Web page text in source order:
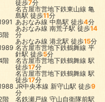
徒歩7分
名古屋市営地下鉄東山線 亀
島駅 徒歩11分
階
あおなみ線 中島駅 徒歩4分
あおなみ線 南荒子駅 徒歩14
分
あおなみ線 港北駅 徒歩15分
階
名古屋市営地下鉄鶴舞線 平
針駅 徒歩5分
名古屋市営地下鉄鶴舞線 駅
徒歩17分
名古屋市営地下鉄鶴舞線 駅
徒歩17分
階
JR中央本線 新守山駅 徒歩9
分
名鉄瀬戸線 守山自衛隊前駅